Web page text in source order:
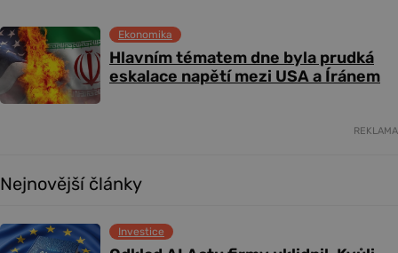
Hlavním tématem dne byla prudká
eskalace napětí mezi USA a Íránem
Ekonomika
REKLAMA
Nejnovější články
Investice